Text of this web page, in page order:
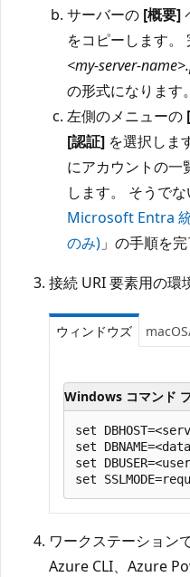
サーバーの [概要]
をコピーします。
<my-server-
の形式になります。
左側のメニューの
[認証] を選択しま
にアカウントの一
します。 そうで
Microsoft Entra
のみ) 」の手順を完
接続 URI 要素用の環
ウィンドウズ
Windows コマンド
set
set
set
ワークステーション
Azure CLI、Azure